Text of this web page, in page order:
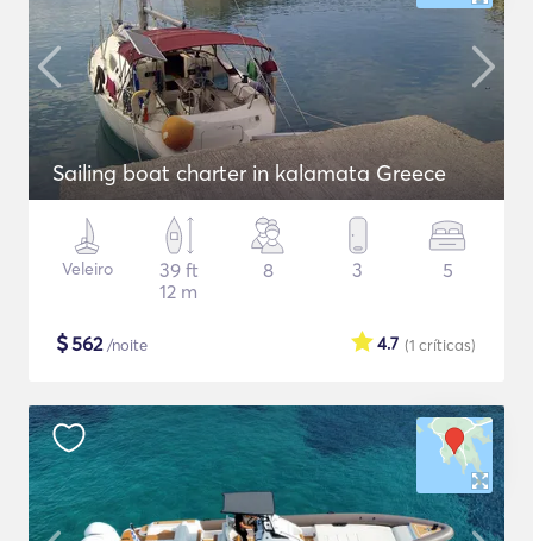
Sailing boat charter in kalamata Greece
Veleiro
39 ft
12 m
8 3 5
$562/noite (1 críticas)
4.7